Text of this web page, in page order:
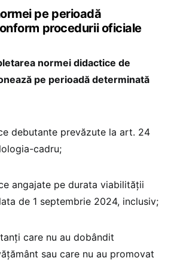
pe perioadă
procedurii oficiale
normei didactice de
pe perioadă determinată
debutante prevăzute la art. 24
cadru;
angajate pe durata viabilității
de 1 septembrie 2024, inclusiv;
care nu au dobândit
sau care nu au promovat